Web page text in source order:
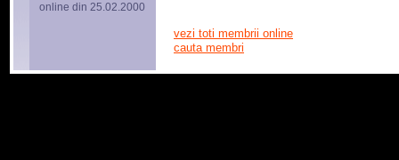
online din 25.02.2000
vezi toti membrii online
cauta membri